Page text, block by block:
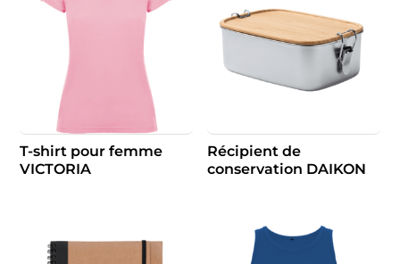
T-shirt pour femme
VICTORIA
Récipient de
conservation DAIKON